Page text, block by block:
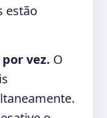
estão
vez. O